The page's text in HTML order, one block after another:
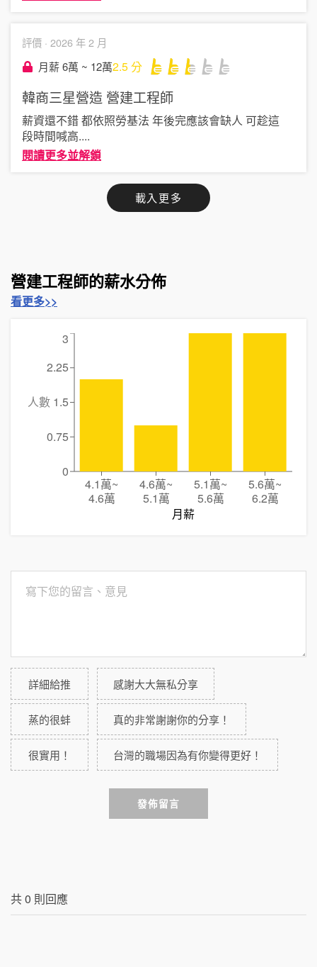
評價 · 2026 年 2 月
月薪 6萬 ~ 12萬2.5分
韓商三星營造 營建工程師
薪資還不錯 都依照勞基法 年後完應該會缺人 可趁這
段時間喊高....
閱讀更多並解鎖
載入更多
營建工程師的薪水分佈
看更多>>
4.1萬~
4.6萬
4.6萬~
5.1萬
5.1萬~
5.6萬
5.6萬~
6.2萬
月薪
0
0.75
1.5
2.25
3
人數
詳細給推 感謝大大無私分享
蒸的很蚌 真的非常謝謝你的分享！
很實用！ 台灣的職場因為有你變得更好！
發佈留言
共0 則回應